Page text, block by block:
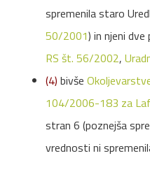
spremenila staro
50/2001) in njeni dve
RS št. 56/2002,
(4) bivše
104/2006-183 za
stran 6 (poznejša
vrednosti ni